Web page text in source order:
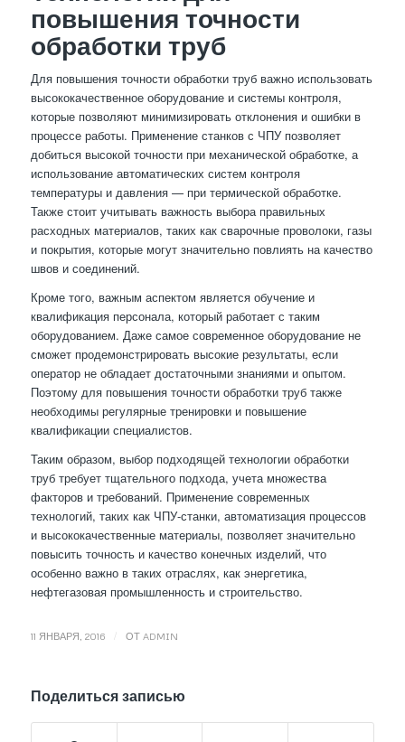
повышения точности
обработки труб
Для повышения точности обработки труб важно использовать
высококачественное оборудование и системы контроля,
которые позволяют минимизировать отклонения и ошибки в
процессе работы. Применение станков с ЧПУ позволяет
добиться высокой точности при механической обработке, а
использование автоматических систем контроля
температуры и давления — при термической обработке.
Также стоит учитывать важность выбора правильных
расходных материалов, таких как сварочные проволоки, газы
и покрытия, которые могут значительно повлиять на качество
швов и соединений.
Кроме того, важным аспектом является обучение и
квалификация персонала, который работает с таким
оборудованием. Даже самое современное оборудование не
сможет продемонстрировать высокие результаты, если
оператор не обладает достаточными знаниями и опытом.
Поэтому для повышения точности обработки труб также
необходимы регулярные тренировки и повышение
квалификации специалистов.
Таким образом, выбор подходящей технологии обработки
труб требует тщательного подхода, учета множества
факторов и требований. Применение современных
технологий, таких как ЧПУ-станки, автоматизация процессов
и высококачественные материалы, позволяет значительно
повысить точность и качество конечных изделий, что
особенно важно в таких отраслях, как энергетика,
нефтегазовая промышленность и строительство.
11 ЯНВАРЯ, 2016 ОТ ADMIN
Поделиться записью